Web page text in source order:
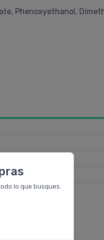
lo que busques.
Phenoxyethanol,